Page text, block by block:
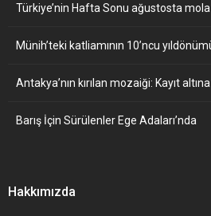
Türkiye’nin Hafta Sonu ağustosta
Münih’teki katliamının 10’ncu
Antakya’nın kırılan mozaiği: Kayıt
Barış İçin Sürülenler Ege Adaları’nda
Hakkımızda